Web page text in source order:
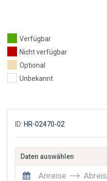
Verfügbar
Nicht verfügbar
Optional
Unbekannt
ID: HR-02470-02
Daten auswählen
Anreise